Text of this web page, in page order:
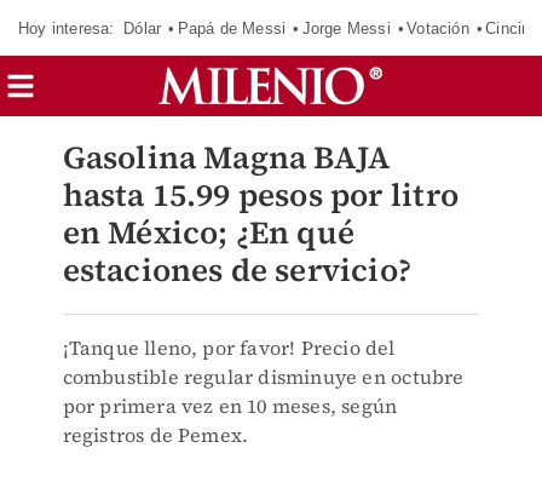
Hoy interesa: Dólar Papá de Messi Jorge Messi Votación
Gasolina Magna BAJA
hasta 15.99 pesos por litro
en México; ¿En qué
estaciones de servicio?
¡Tanque lleno, por favor! Precio del
combustible regular disminuye en octubre
por primera vez en 10 meses, según
registros de Pemex.